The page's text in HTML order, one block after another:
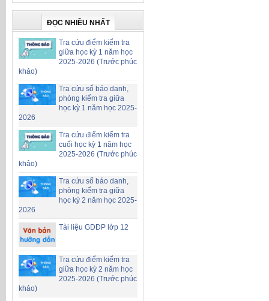
ĐỌC NHIỀU NHẤT
Tra cứu điểm kiểm tra
giữa học kỳ 1 năm học
2025-2026 (Trước phúc
khảo)
Tra cứu số báo danh,
phòng kiểm tra giữa
học kỳ 1 năm học 2025-
2026
Tra cứu điểm kiểm tra
cuối học kỳ 1 năm học
2025-2026 (Trước phúc
khảo)
Tra cứu số báo danh,
phòng kiểm tra giữa
học kỳ 2 năm học 2025-
2026
Tài liệu GDĐP lớp 12
Tra cứu điểm kiểm tra
giữa học kỳ 2 năm học
2025-2026 (Trước phúc
khảo)